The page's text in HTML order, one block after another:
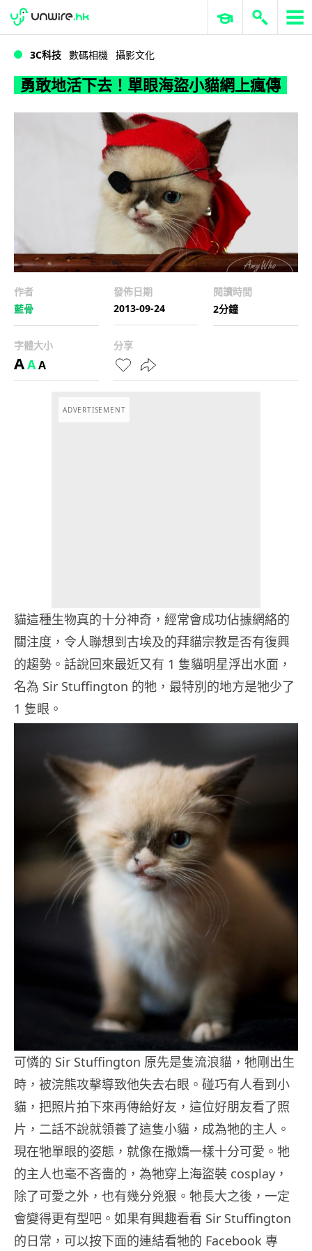
勇敢地活下去！單眼海盜小貓網上瘋傳
WWDC 2026 ERP 與商業 AI
3C科技 數碼相機 攝影文化
勇敢地活下去！單眼海盜小貓網上瘋傳
作者
藍骨
發佈日期
2013-09-24
閱讀時間
2分鐘
字體大小
AAA
分享
ADVERTISEMENT
貓這種生物真的十分神奇，經常會成功佔據網絡的
關注度，令人聯想到古埃及的拜貓宗教是否有復興
的趨勢。話說回來最近又有 1 隻貓明星浮出水面，
名為 Sir Stuffington 的牠，最特別的地方是牠少了
1 隻眼。
可憐的 Sir Stuffington 原先是隻流浪貓，牠剛出生
時，被浣熊攻擊導致他失去右眼。碰巧有人看到小
貓，把照片拍下來再傳給好友，這位好朋友看了照
片，二話不說就領養了這隻小貓，成為牠的主人。
現在牠單眼的姿態，就像在撒嬌一樣十分可愛。牠
的主人也毫不吝嗇的，為牠穿上海盜裝 cosplay，
除了可愛之外，也有幾分兇狠。牠長大之後，一定
會變得更有型吧。如果有興趣看看 Sir Stuffington
的日常，可以按下面的連結看牠的 Facebook 專